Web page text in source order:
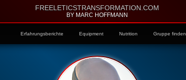
FREELETICSTRANSFORMATION.COM
BY MARC HOFFMANN
Erfahrungsberichte Equipment Nutrition Gruppe finden